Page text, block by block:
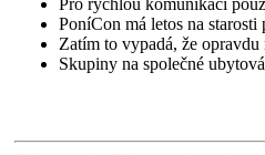
PoníCon má letos na
Zatím to vypadá, že
Skupiny na společné